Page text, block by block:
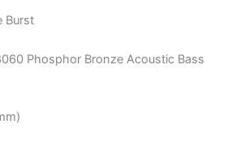
Burst
Phosphor Bronze Acoustic Bass